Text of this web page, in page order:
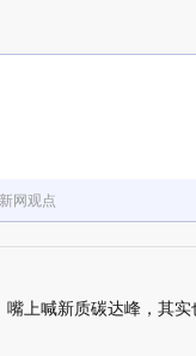
网观点
上喊新质碳达峰，其